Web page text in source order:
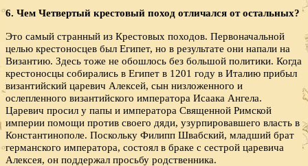
6. Чем Четвертый крестовый поход отличался от остальных?
Это самый странный из Крестовых походов. Первоначальной
целью крестоносцев был Египет, но в результате они напали на
Византию. Здесь тоже не обошлось без большой политики. Когда
крестоносцы собирались в Египет в 1201 году в Италию прибыл
византийский царевич Алексей, сын низложенного и
ослепленного византийского императора Исаака Ангела.
Царевич просил у папы и императора Священной Римской
империи помощи против своего дяди, узурпировавшего власть в
Константинополе. Поскольку Филипп Швабский, младший брат
германского императора, состоял в браке с сестрой царевича
Алексея, он поддержал просьбу родственника.